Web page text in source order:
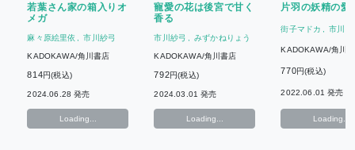
若葉さん家の箱入りオ
メガ
麻々原絵里依 市川紗弓
KADOKAWA/角川書店
814円(税込)
2024.06.28 発売
Loading...
寵愛の花は後宮で甘く
香る
市川紗弓 みずかねりょう
KADOKAWA/角川書店
792円(税込)
2024.03.01 発売
Loading...
片羽の妖精の愛
街子マドカ 市川紗
KADOKAWA/角川
770円(税込)
2022.06.01 発売
Loading...